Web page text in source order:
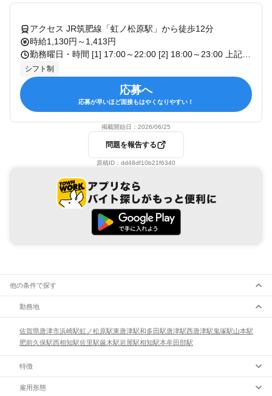
アクセス JR筑肥線「虹ノ松原駅」から徒歩12分
時給1,130円～1,413円
シフト制
応募へ
応募が早いほど面接もはやくなりやすい！
掲載開始日： 2026/06/25
問題を報告する
原稿ID： dd48df10b21f6340
他の条件で探す
勤務地
佐賀県唐津市浜崎駅虹ノ松原駅東唐津駅和多田駅唐津駅西唐津駅 鬼塚駅山本駅
肥前久保駅西相知駅佐里駅厳木駅岩屋駅相知駅本牟田部駅
特徴
雇用形態